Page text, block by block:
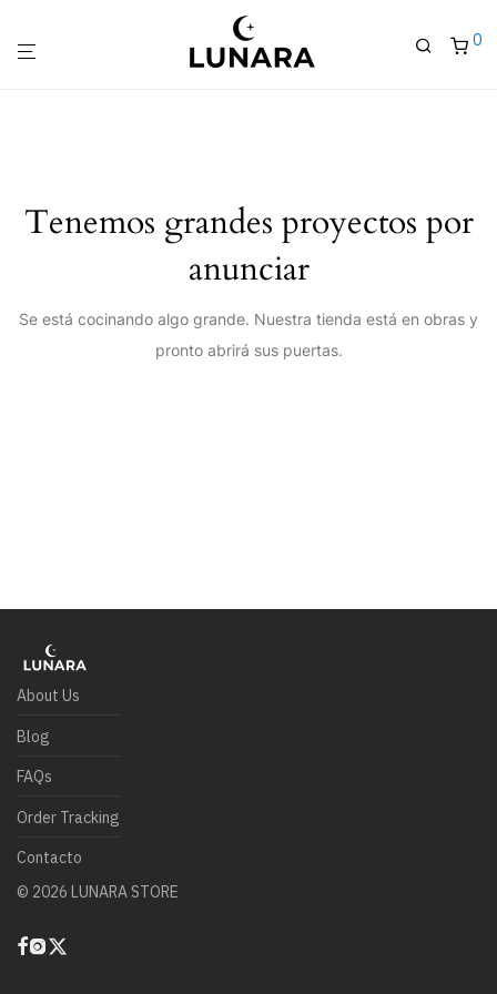
0
Tenemos grandes proyectos por
anunciar
Se está cocinando algo grande. Nuestra tienda está en obras y
pronto abrirá sus puertas.
About Us
Blog
FAQs
Order Tracking
Contacto
© 2026 LUNARA STORE